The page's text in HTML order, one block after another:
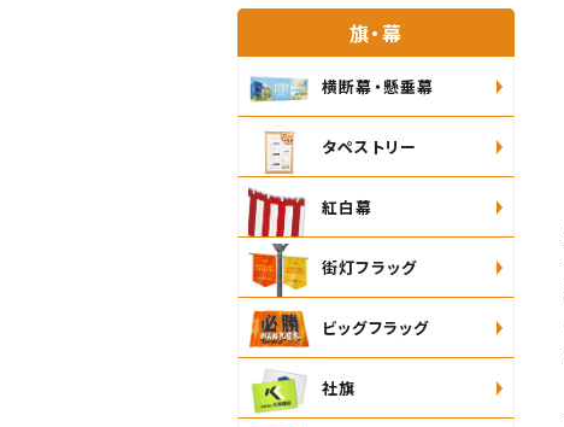
旗・幕
横断幕・懸垂幕
タペストリー
紅白幕
街灯フラッグ
ビッグフラッグ
社旗